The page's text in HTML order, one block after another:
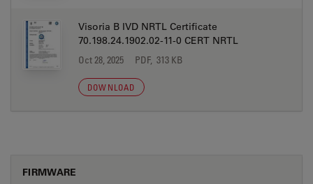
Visoria B IVD NRTL Certificate
70.198.24.1902.02-11-0 CERT NRTL
Oct 28, 2025 PDF, 313 KB
DOWNLOAD
FIRMWARE